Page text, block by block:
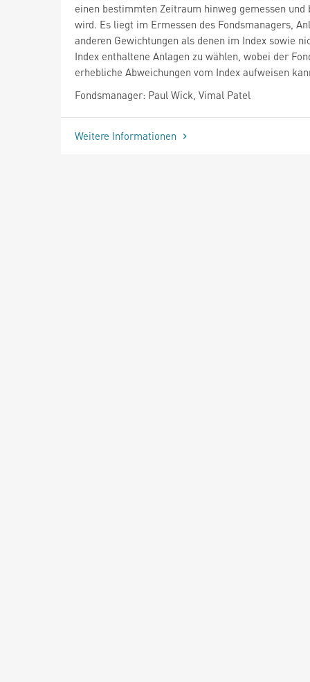
einen bestimmten Zeitraum hinweg gemessen und
wird. Es liegt im Ermessen des Fondsmanagers,
anderen Gewichtungen als denen im Index sowie
Index enthaltene Anlagen zu wählen, wobei der
erhebliche Abweichungen vom Index aufweisen
Fondsmanager: Paul Wick, Vimal Patel
Weitere Informationen